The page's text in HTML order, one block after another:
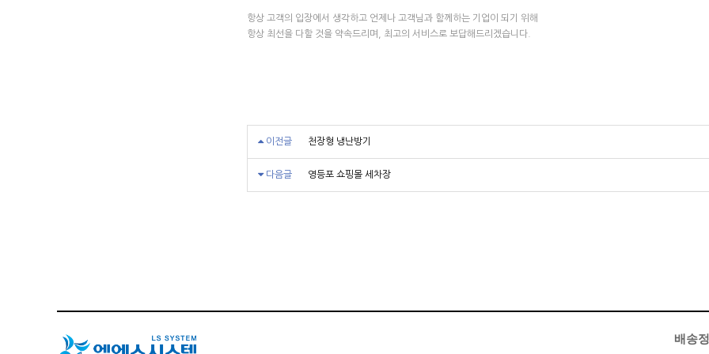
항상 고객의 입장에서 생각하고 언제나 고객님과 함께하는 기업이 되기 위해
항상 최선을 다할 것을 약속드리며, 최고의 서비스로 보답해드리겠습니다.
이전글 천장형 냉난방기
다음글 영등포 쇼핑몰 세차장
배송